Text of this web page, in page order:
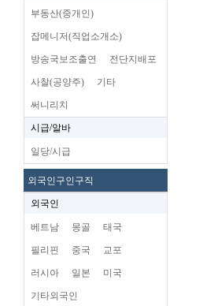
부동산(중개인)
잡메니저(직업소개소)
방송국보조출연 전단지배포
사찰(공양주) 기타
써니리치
시급/알바
일당/시급
외국인구인구직
외국인
베트남 몽골 태국
필리핀 중국 교포
러시아 일본 미국
기타외국인